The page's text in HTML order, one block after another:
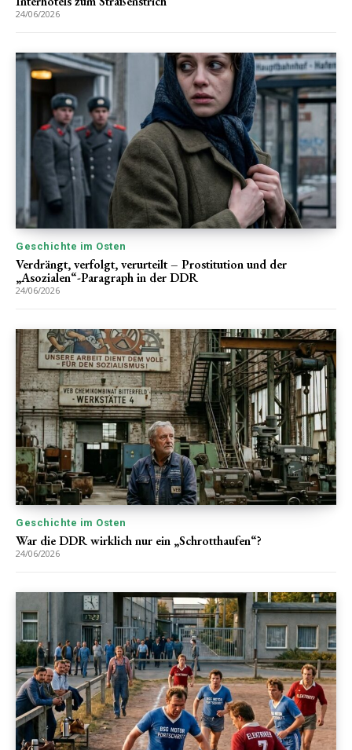
24/06/2026
Geschichte im Osten
Verdrängt, verfolgt, verurteilt – Prostitution und der
„Asozialen“-Paragraph in der DDR
24/06/2026
Geschichte im Osten
War die DDR wirklich nur ein „Schrotthaufen“?
24/06/2026